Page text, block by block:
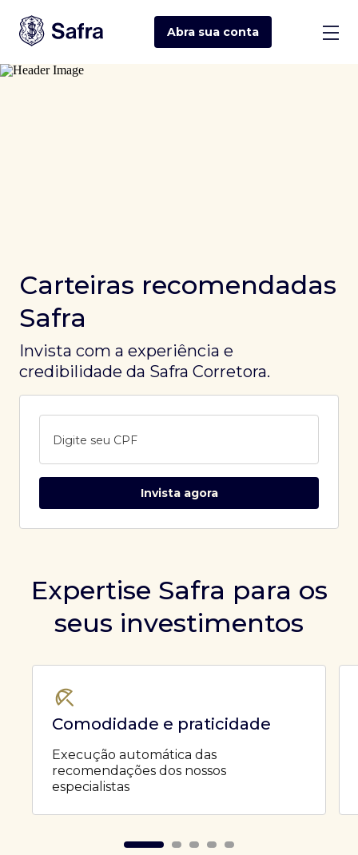
Abra sua conta
Carteiras recomendadas
Safra
Invista com a experiência e
credibilidade da Safra Corretora.
Digite seu CPF
Invista agora
Expertise Safra para os
seus investimentos
Comodidade e praticidade
Execução automática das
recomendações dos nossos
especialistas